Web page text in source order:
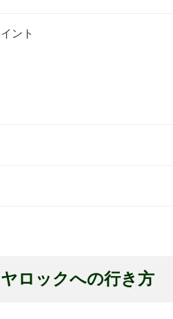
ント
ロックへの行き方